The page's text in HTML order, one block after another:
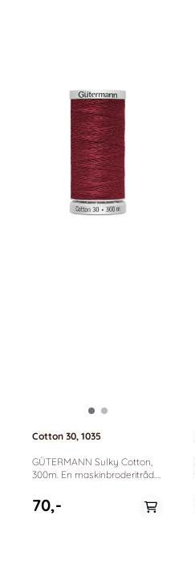
Cotton 30, 1035
GÜTERMANN Sulky Cotton,
300m. En maskinbroderitråd.
maskinbrodering, dekorative
sømmer og quilting.
70,-